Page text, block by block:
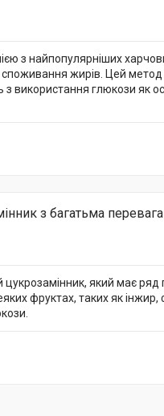
з найпопулярніших
споживання жирів. Цей метод
використання глюкози як
з багатьма
який має ряд
фруктах, таких як